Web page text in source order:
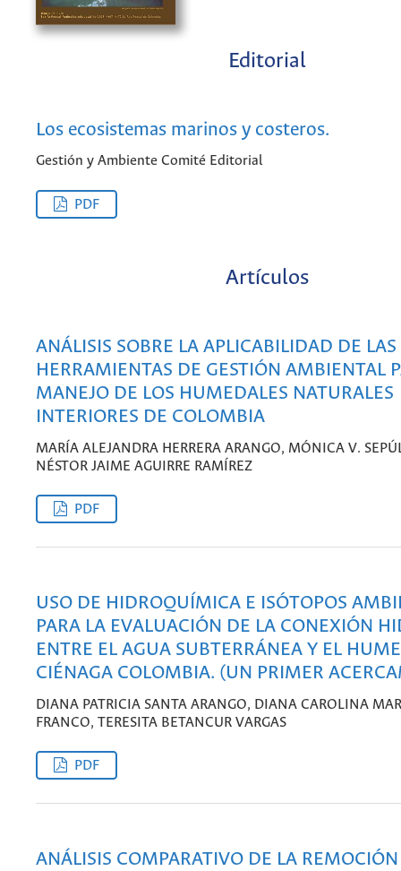
Editorial
Los ecosistemas marinos y costeros.
Gestión y Ambiente Comité Editorial
PDF
Artículos
ANÁLISIS SOBRE LA APLICABILIDAD DE LAS
HERRAMIENTAS DE GESTIÓN AMBIENTAL
MANEJO DE LOS HUMEDALES NATURALES
INTERIORES DE COLOMBIA
MARÍA ALEJANDRA HERRERA ARANGO, MÓNICA V.
NÉSTOR JAIME AGUIRRE RAMÍREZ
PDF
USO DE HIDROQUÍMICA E ISÓTOPOS
PARA LA EVALUACIÓN DE LA CONEXIÓN
ENTRE EL AGUA SUBTERRÁNEA Y EL
CIÉNAGA COLOMBIA. (UN PRIMER
DIANA PATRICIA SANTA ARANGO, DIANA CAROLINA
FRANCO, TERESITA BETANCUR VARGAS
PDF
ANÁLISIS COMPARATIVO DE LA